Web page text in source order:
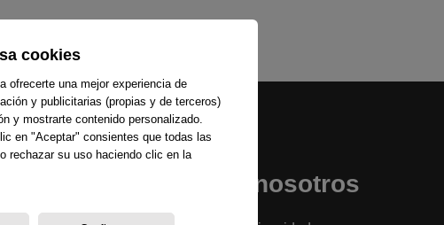
cookies
ofrecerte una mejor experiencia de
y publicitarias (propias y de terceros)
y mostrarte contenido personalizado.
en "Aceptar" consientes que todas las
rechazar su uso haciendo clic en la
Sobre nosotros